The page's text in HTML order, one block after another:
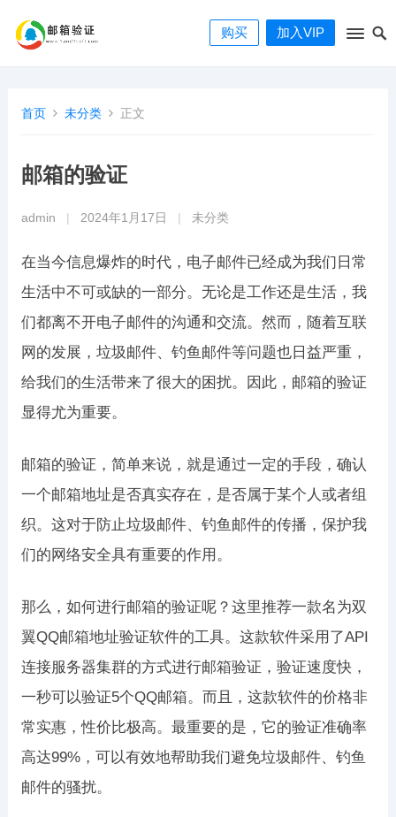
购买 加入VIP
首页 未分类 正文
邮箱的验证
admin 2024年1月17日 未分类
在当今信息爆炸的时代，电子邮件已经成为我们日常
生活中不可或缺的一部分。无论是工作还是生活，我
们都离不开电子邮件的沟通和交流。然而，随着互联
网的发展，垃圾邮件、钓鱼邮件等问题也日益严重，
给我们的生活带来了很大的困扰。因此，邮箱的验证
显得尤为重要。
邮箱的验证，简单来说，就是通过一定的手段，确认
一个邮箱地址是否真实存在，是否属于某个人或者组
织。这对于防止垃圾邮件、钓鱼邮件的传播，保护我
们的网络安全具有重要的作用。
那么，如何进行邮箱的验证呢？这里推荐一款名为双
翼QQ邮箱地址验证软件的工具。这款软件采用了API
连接服务器集群的方式进行邮箱验证，验证速度快，
一秒可以验证5个QQ邮箱。而且，这款软件的价格非
常实惠，性价比极高。最重要的是，它的验证准确率
高达99%，可以有效地帮助我们避免垃圾邮件、钓鱼
邮件的骚扰。